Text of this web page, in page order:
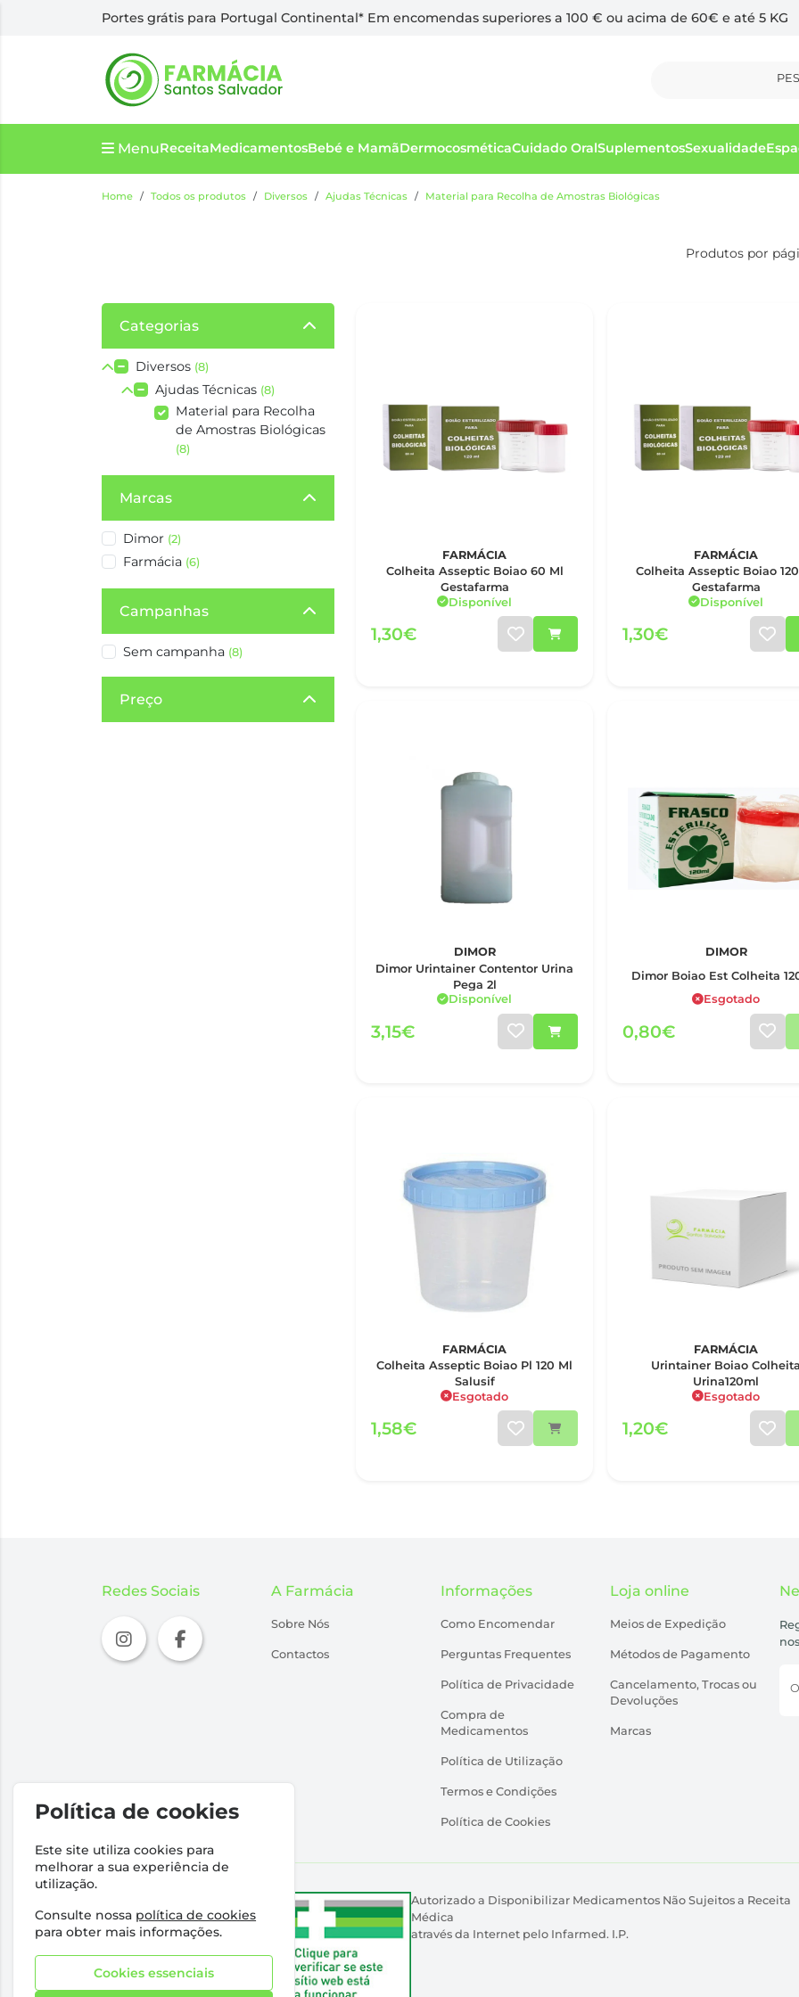
Portes grátis para Portugal Continental* Em encomendas superiores a 100 € ou acima de 60€ e até 5 KG
MenuReceitaMedicamentosBebé e MamãDermocosméticaCuidado OralSuplementosSexualidade
Home Todos os produtos Diversos Ajudas Técnicas Material para Recolha de Amostras Biológicas
Produtos por
Categorias
Diversos (8)
Ajudas Técnicas (8)
Material para Recolha
de Amostras Biológicas
(8)
Marcas
Dimor (2)
Farmácia (6)
Campanhas
Sem campanha (8)
Preço
FARMÁCIA
Colheita Asseptic Boiao 60 Ml
Gestafarma
Disponível
1,30€
FARMÁCIA
Colheita Asseptic Boiao
Gestafarma
Disponível
1,30€
DIMOR
Dimor Urintainer Contentor Urina
Pega 2l
Disponível
3,15€
DIMOR
Dimor Boiao Est Colheita
Esgotado
0,80€
FARMÁCIA
Colheita Asseptic Boiao Pl 120 Ml
Salusif
Esgotado
1,58€
FARMÁCIA
Urintainer Boiao Colheita
Urina120ml
Esgotado
1,20€
Redes Sociais A Farmácia
Sobre Nós
Contactos
Informações
Como Encomendar
Perguntas Frequentes
Política de Privacidade
Compra de
Medicamentos
Política de Utilização
Termos e Condições
Política de Cookies
Loja online
Meios de Expedição
Métodos de Pagamento
Cancelamento, Trocas ou
Devoluções
Marcas
Autorizado a Disponibilizar Medicamentos Não Sujeitos a Receita
Médica
através da Internet pelo Infarmed. I.P.
Política de cookies
Este site utiliza cookies para
melhorar a sua experiência de
utilização.
Consulte nossa política de cookies
para obter mais informações.
Cookies essenciais